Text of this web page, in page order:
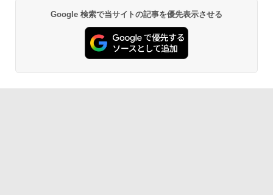
Google 検索で当サイトの記事を優先表示させる